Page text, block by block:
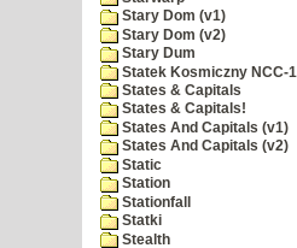
Stary Dom (v1)
Stary Dom (v2)
Stary Dum
Statek Kosmiczny NCC-
States & Capitals
States & Capitals!
States And Capitals (v1)
States And Capitals (v2)
Static
Station
Stationfall
Statki
Stealth